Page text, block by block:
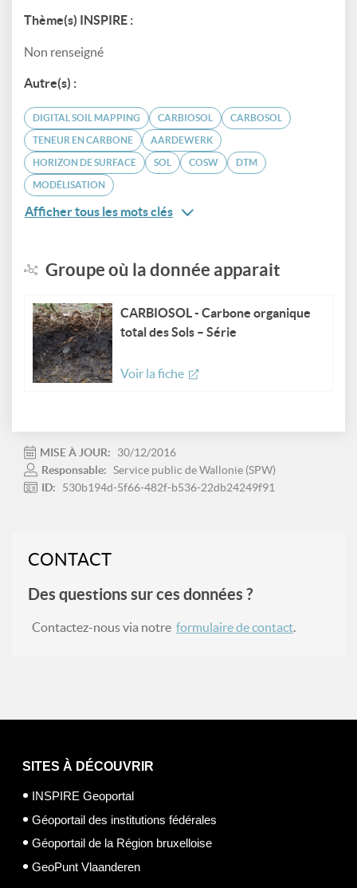
Thème(s) INSPIRE :
Non renseigné
Autre(s) :
DIGITAL SOIL MAPPING CARBIOSOL CARBOSOL
TENEUR EN CARBONE AARDEWERK
HORIZON DE SURFACE SOL COSW DTM
MODÉLISATION
Afficher tous les mots clés
Groupe où la donnée apparait
CARBIOSOL - Carbone organique
total des Sols – Série
Voir la fiche
MISE À JOUR:
30/12/2016
Responsable: Service public de Wallonie (SPW)
ID:
530b194d-5f66-482f-b536-22db24249f91
CONTACT
Des questions sur ces données ?
Contactez-nous via notre formulaire de contact.
SITES À DÉCOUVRIR
INSPIRE Geoportal
Géoportail des institutions fédérales
Géoportail de la Région bruxelloise
GeoPunt Vlaanderen